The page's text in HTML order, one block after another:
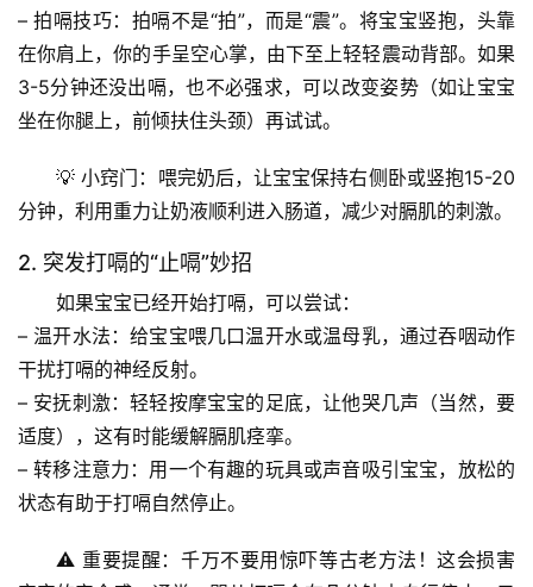
首
页
题
表
自
然
万
物
人
体
– 拍嗝技巧：拍嗝不是“拍”，而是“震”。将宝宝竖抱，头靠
在你肩上，你的手呈空心掌，由下至上轻轻震动背部。如果
3-5分钟还没出嗝，也不必强求，可以改变姿势（如让宝宝
坐在你腿上，前倾扶住头颈）再试试。
💡 小窍门 ：喂完奶后，让宝宝保持右侧卧或竖抱15-20
分钟，利用重力让奶液顺利进入肠道，减少对膈肌的刺激。
2. 突发打嗝的“止嗝”妙招
如果宝宝已经开始打嗝，可以尝试：
– 温开水法 ：给宝宝喂几口温开水或温母乳，通过吞咽动作
干扰打嗝的神经反射。
– 安抚刺激：轻轻按摩宝宝的足底，让他哭几声（当然，要
适度），这有时能缓解膈肌痉挛。
– 转移注意力 ：用一个有趣的玩具或声音吸引宝宝，放松的
状态有助于打嗝自然停止。
⚠️ 重要提醒 ： 千万不要用惊吓等古老方法！这会损害